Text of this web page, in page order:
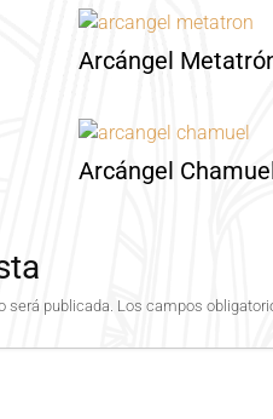
Arcángel
Arcángel
será publicada. Los campos